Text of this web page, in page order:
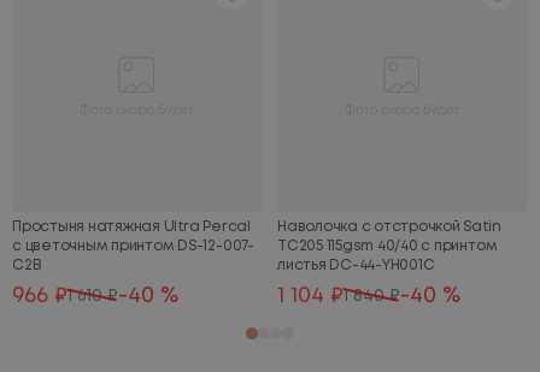
Простыня натяжная Ultra Percal
с цветочным принтом DS-12-007-
C2B
966 ₽1 610 ₽-40 %
Наволочка с отстрочкой Satin
TC205 115gsm 40/40 с принтом
листья DC-44-YH001C
1 104 ₽1 840 ₽-40 %